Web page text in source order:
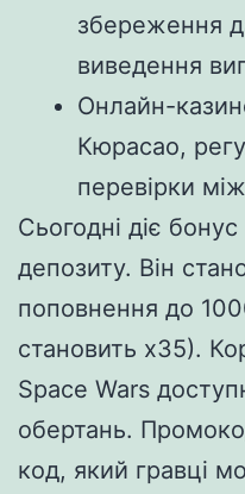
збереження
виведення
Онлайн-
Кюрасао,
перевірки
Сьогодні діє
депозиту. Він
поповнення до
становить х35).
Space Wars
обертань.
код, який гравці